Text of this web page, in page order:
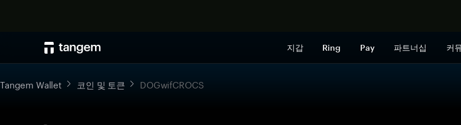
지갑 Ring Pay 파트너십 커
Tangem Wallet 코인 및 토큰 DOGwifCROCS